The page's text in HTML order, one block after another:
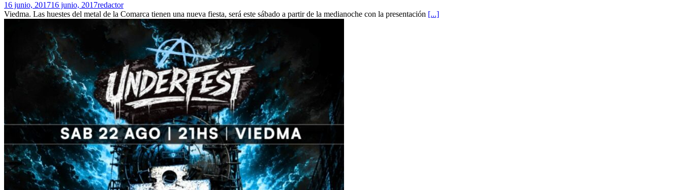
16 junio, 201716 junio, 2017redactor
Viedma. Las huestes del metal de la Comarca tienen una nueva fiesta, será este sábado a partir de la medianoche con la presentación [...]